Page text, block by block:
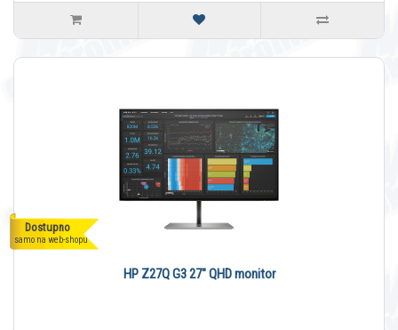
Dostupno
samo na web-shopu
HP Z27Q G3 27" QHD monitor